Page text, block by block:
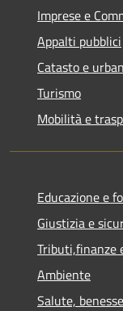
Imprese e
Appalti pubblici
Catasto e
Turismo
Mobilità e
Educazione e
Giustizia e
Tributi,finanze
Ambiente
Salute,